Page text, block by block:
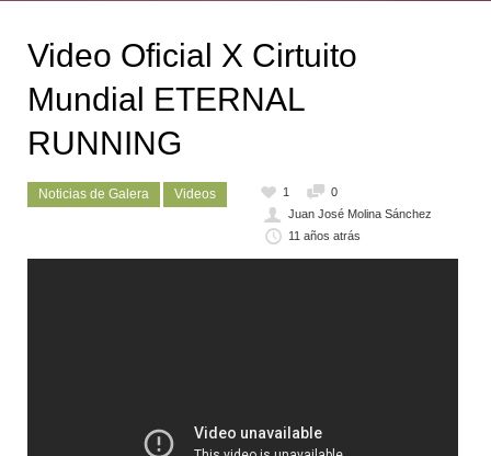
Video Oficial X Cirtuito
Mundial ETERNAL
RUNNING
Noticias de Galera Videos 1
0
Juan José Molina Sánchez
11 años atrás